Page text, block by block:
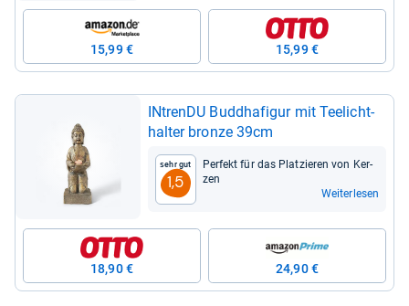
15,99 € 15,99 €
INtrenDU Bud­dha­fi­gur mit Tee­licht­
hal­ter bronze 39cm
Sehr gut
1,5
Per­fekt für das Plat­zie­ren von Ker­
zen
Weiterlesen
18,90 € 24,90 €